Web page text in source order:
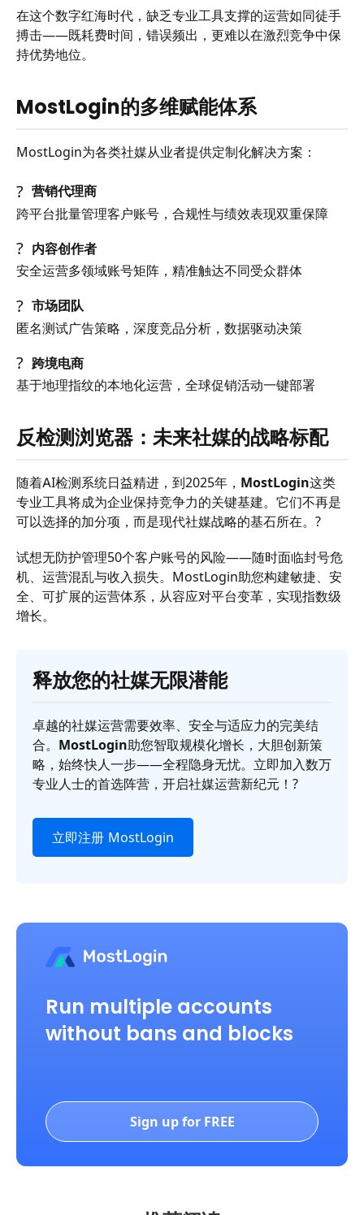
在这个数字红海时代，缺乏专业工具支撑的运营如同徒手
搏击——既耗费时间，错误频出，更难以在激烈竞争中保
持优势地位。
MostLogin的多维赋能体系
MostLogin为各类社媒从业者提供定制化解决方案：
? 营销代理商
跨平台批量管理客户账号，合规性与绩效表现双重保障
? 内容创作者
安全运营多领域账号矩阵，精准触达不同受众群体
? 市场团队
匿名测试广告策略，深度竞品分析，数据驱动决策
? 跨境电商
基于地理指纹的本地化运营，全球促销活动一键部署
反检测浏览器：未来社媒的战略标配
随着AI检测系统日益精进，到2025年， MostLogin这类
专业工具将成为企业保持竞争力的关键基建。它们不再是
可以选择的加分项，而是现代社媒战略的基石所在。?
试想无防护管理50个客户账号的风险——随时面临封号危
机、运营混乱与收入损失。MostLogin助您构建敏捷、安
全、可扩展的运营体系，从容应对平台变革，实现指数级
增长。
释放您的社媒无限潜能
卓越的社媒运营需要效率、安全与适应力的完美结
合。 MostLogin助您智取规模化增长，大胆创新策
略，始终快人一步——全程隐身无忧。立即加入数万
专业人士的首选阵营，开启社媒运营新纪元！?
立即注册 MostLogin
Run multiple accounts
without bans and blocks
Sign up for FREE